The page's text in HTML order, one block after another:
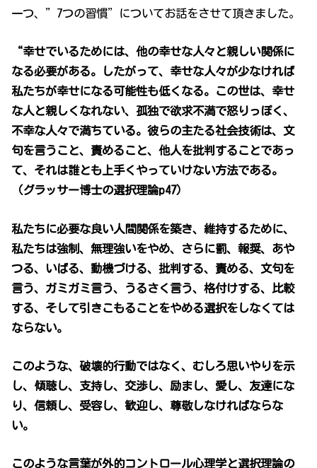
一つ、”7つの習慣”についてお話をさせて頂きました。
“幸せでいるためには、他の幸せな人々と親しい関係に
なる必要がある。したがって、幸せな人々が少なければ
私たちが幸せになる可能性も低くなる。この世は、幸せ
な人と親しくなれない、孤独で欲求不満で怒りっぽく、
不幸な人々で満ちている。彼らの主たる社会技術は、文
句を言うこと、責めること、他人を批判することであっ
て、それは誰とも上手くやっていけない方法である。
（グラッサー博士の選択理論p47）
私たちに必要な良い人間関係を築き、維持するために、
私たちは強制、無理強いをやめ、さらに罰、報奨、あや
つる、いばる、動機づける、批判する、責める、文句を
言う、ガミガミ言う、うるさく言う、格付けする、比較
する、そして引きこもることをやめる選択をしなくては
ならない。
このような、破壊的行動ではなく、むしろ思いやりを示
し、傾聴し、支持し、交渉し、励まし、愛し、友達にな
り、信頼し、受容し、歓迎し、尊敬しなければならな
い。
このような言葉が外的コントロール心理学と選択理論の